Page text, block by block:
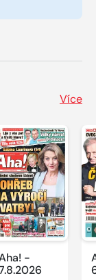
Více
-